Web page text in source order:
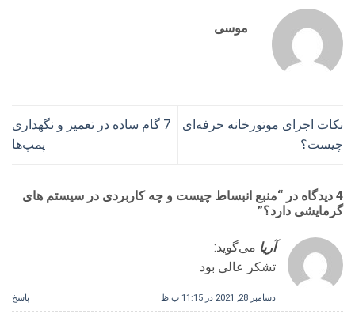
موسی
نکات اجرای موتورخانه حرفه‌ای
چیست؟
7 گام ساده در تعمیر و نگهداری
پمپ‌ها
4 دیدگاه در “
منبع انبساط چیست و چه کاربردی در سیستم های
گرمایشی دارد؟”
آریا می‌گوید:
تشکر عالی بود
دسامبر 28, 2021 در 11:15 ب.ظ پاسخ